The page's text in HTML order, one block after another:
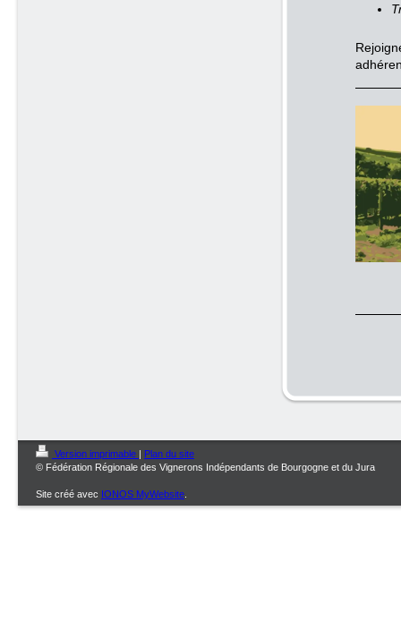
Version imprimable | Plan du site
© Fédération Régionale des Vignerons Indépendants de Bourgogne et du Jura
Site créé avec IONOS MyWebsite